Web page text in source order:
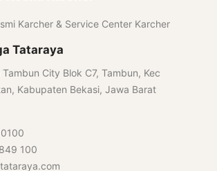
Karcher & Service Center Karcher
Tataraya
City Blok C7, Tambun, Kec
Kabupaten Bekasi, Jawa Barat
100